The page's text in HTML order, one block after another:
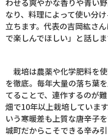
わせる爽やかな香りや青い
なり、料理によって使い分
立ちます。代表の吉岡紘さ
で楽しんでほしい」と話しま
栽培は農薬や化学肥料を
を徹底。毎年大量の落ち葉
てることで、連作するのが
畑で10年以上栽培していま
いう寒暖差も上質な唐辛子
城町だからこそできる辛み